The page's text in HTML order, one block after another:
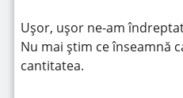
Ușor, ușor ne-am
Nu mai știm ce înseamnă
cantitatea.